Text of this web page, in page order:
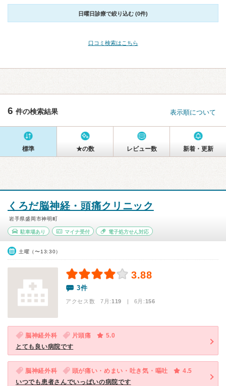
日曜日診療で絞り込む (0件)
口コミ検索はこちら
6 件の検索結果 表示順について
標準 ★の数 レビュー数 新着・更新
くろだ脳神経・頭痛クリニック
岩手県盛岡市神明町
駐車場あり マイナ受付 電子処方せん対応
土曜（〜13:30）
3.88
3件
アクセス数 7月:119 | 6月:156
脳神経外科 片頭痛
5.0
とても良い病院です
脳神経外科 頭が痛い・めまい・吐き気・嘔吐
4.5
いつでも患者さんでいっぱいの病院です